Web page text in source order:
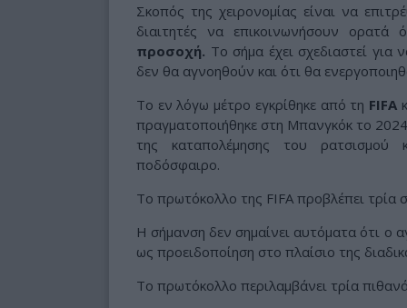
Σκοπός της χειρονομίας είναι να
διαιτητές να επικοινωνήσουν ορατά
προσοχή. Το σήμα έχει σχεδιαστεί για
δεν θα αγνοηθούν και ότι θα
Το εν λόγω μέτρο εγκρίθηκε από τη FIFA
πραγματοποιήθηκε στη Μπανγκόκ το
της καταπολέμησης του ρατσισμού
ποδόσφαιρο.
Το πρωτόκολλο της FIFA προβλέπει τρία
Η σήμανση δεν σημαίνει αυτόματα ότι ο
ως προειδοποίηση στο πλαίσιο της
Το πρωτόκολλο περιλαμβάνει τρία